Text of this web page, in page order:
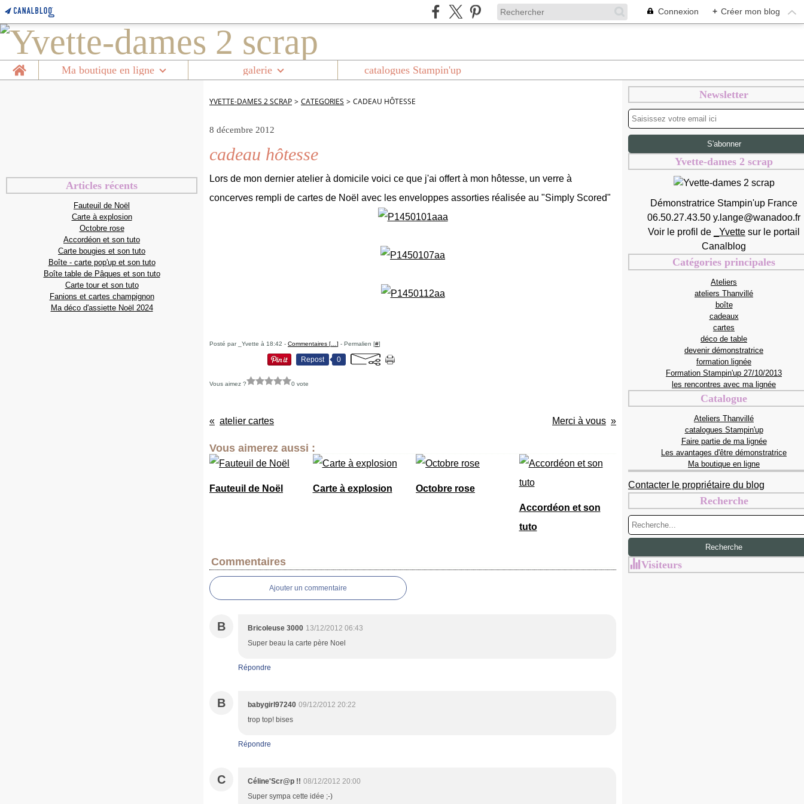
Connexion + Créer mon blog
Home Ma boutique en ligne galerie catalogues Stampin'up
Articles récents
Fauteuil de Noël
Carte à explosion
Octobre rose
Accordéon et son tuto
Carte bougies et son tuto
Boîte - carte pop'up et son tuto
Boîte table de Pâques et son tuto
Carte tour et son tuto
Fanions et cartes champignon
Ma déco d'assiette Noël 2024
YVETTE-DAMES 2 SCRAP > CATEGORIES > CADEAU HÔTESSE
8 décembre 2012
cadeau hôtesse
Lors de mon dernier atelier à domicile voici ce que j'ai offert à mon hôtesse, un verre à
concerves rempli de cartes de Noël avec les enveloppes assorties réalisée au "Simply Scored"
Posté par _Yvette à 18:42 - Commentaires [ ] - Permalien [#]
Repost 0
Vous aimez ? 0 vote
atelier cartes Merci à vous
Vous aimerez aussi :
Fauteuil de Noël Carte à explosion
Octobre rose
Accordéon et son
tuto
Commentaires
Ajouter un commentaire
B Bricoleuse 3000 13/12/2012 06:43
Super beau la carte père Noel
Répondre
B babygirl97240 09/12/2012 20:22
trop top! bises
Répondre
C Céline'Scr@p !! 08/12/2012 20:00
Super sympa cette idée ;-)
Newsletter
Yvette-dames 2 scrap
Démonstratrice Stampin'up France
06.50.27.43.50 y.lange@wanadoo.fr
Voir le profil de
_Yvette sur le portail
Canalblog
Catégories principales
Ateliers
ateliers Thanvillé
boîte
cadeaux
cartes
déco de table
devenir démonstratrice
formation lignée
Formation Stampin'up 27/10/2013
les rencontres avec ma lignée
Catalogue
Ateliers Thanvillé
catalogues Stampin'up
Faire partie de ma lignée
Les avantages d'être démonstratrice
Ma boutique en ligne
Contacter le propriétaire du blog
Recherche
Visiteurs